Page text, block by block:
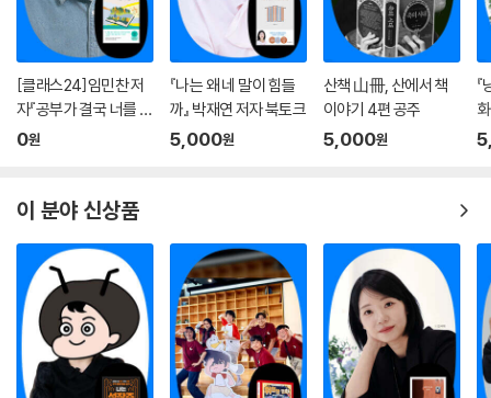
[클래스24]임민찬 저
자『공부가 결국 너를 지
켜줄 거야』온라인 북토
0원
『나는 왜 네 말이 힘들
까』 박재연 저자 북토크
5,000원
산책 山冊, 산에서 책
이야기 4편 공주
5,000원
이 분야 신상품